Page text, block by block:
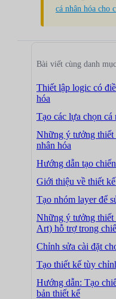
cá nhân hóa cho
Bài viết cùng danh
Thiết lập logic có
hóa
Tạo các lựa chọn cá
Những ý tưởng thiết
nhân hóa
Hướng dẫn tạo
Giới thiệu về thiết
Tạo nhóm layer để
Những ý tưởng thiết
Art) hỗ trợ trong
Chỉnh sửa cài đặt
Tạo thiết kế tùy
Hướng dẫn: Tạo
bản thiết kế